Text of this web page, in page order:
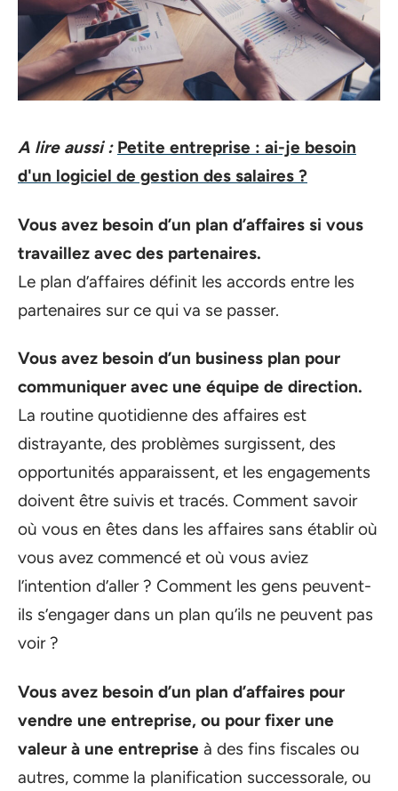
A lire aussi : Petite entreprise : ai-je besoin
d'un logiciel de gestion des salaires ?
Vous avez besoin d’un plan d’affaires si vous
travaillez avec des partenaires.
Le plan d’affaires définit les accords entre les
partenaires sur ce qui va se passer.
Vous avez besoin d’un business plan pour
communiquer avec une équipe de direction.
La routine quotidienne des affaires est
distrayante, des problèmes surgissent, des
opportunités apparaissent, et les engagements
doivent être suivis et tracés. Comment savoir
où vous en êtes dans les affaires sans établir où
vous avez commencé et où vous aviez
l’intention d’aller ? Comment les gens peuvent-
ils s’engager dans un plan qu’ils ne peuvent pas
voir ?
Vous avez besoin d’un plan d’affaires pour
vendre une entreprise, ou pour fixer une
valeur à une entreprise à des fins fiscales ou
autres, comme la planification successorale, ou